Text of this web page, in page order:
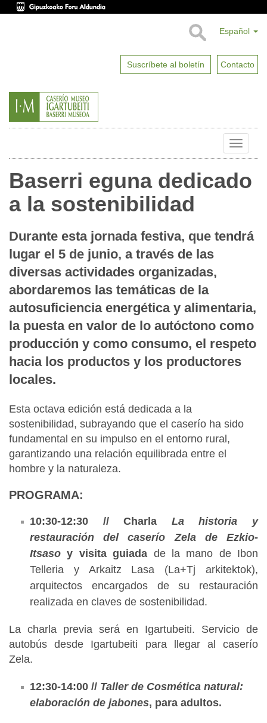
Español
Suscríbete al boletín Contacto
Toggle
Baserri eguna dedicado
a la sostenibilidad
Durante esta jornada festiva, que tendrá
lugar el 5 de junio, a través de las
diversas actividades organizadas,
abordaremos las temáticas de la
autosuficiencia energética y alimentaria,
la puesta en valor de lo autóctono como
producción y como consumo, el respeto
hacia los productos y los productores
locales.
Esta octava edición está dedicada a la
sostenibilidad, subrayando que el caserío ha sido
fundamental en su impulso en el entorno rural,
garantizando una relación equilibrada entre el
hombre y la naturaleza.
PROGRAMA:
10:30-12:30 // Charla La historia y
restauración del caserío Zela de Ezkio-
Itsaso y visita guiada de la mano de Ibon
Telleria y Arkaitz Lasa (La+Tj arkitektok),
arquitectos encargados de su restauración
realizada en claves de sostenibilidad.
La charla previa será en Igartubeiti. Servicio de
autobús desde Igartubeiti para llegar al caserío
Zela.
12:30-14:00 // Taller de Cosmética natural:
elaboración de jabones, para adultos.